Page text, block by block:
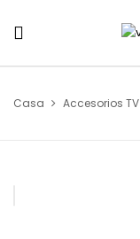
Casa Accesorios TV